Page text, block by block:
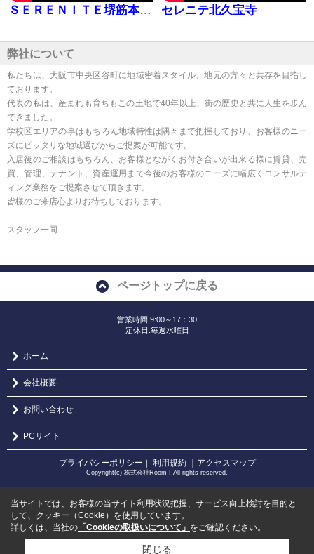
ＳＥＲＥＮＩＴＥ堺筋本町ＳＵＤ セレニテ北久宝寺
弊社について
私たちは、大阪市中央区谷町に地域密着スタイル、地元の方々と共存を目指し
ております。
代表の私は、産まれも育ちもこの土地で40年以上、街の歴史と共に人生を歩ん
できました。
学校区エリアの事はもちろん地域特性は隅々まで把握しており、お客様のニー
ズにピッタリな地域選びからご提案が可能です。
入居後のご相談はもちろん、お客様とながくお付き合いが出来る様に賃貸、売
買、管理、テナント、資産運用まで今後のお客様のニーズに幅広くコンサルテ
ィング業務をご提案させて頂きます。
皆様のご来店心よりお待ちしております。
スタッフ一同
ページトップに戻る
営業時間:9:00～17：30
定休日:毎週水曜日
ホーム
会社概要
お問い合わせ
PCサイト
プライバシーポリシー ｜ 利用規約 ｜アクセスマップ
Copyright(c) 株式会社Room I All rights reserved.
当サイトでは、お客様の当サイト利用状況把握、サービス向上検討を目的と
して、クッキー（Cookie）を使用しています。
詳しくは、当社の 「Cookieの取扱いについて」 をご確認ください。
閉じる